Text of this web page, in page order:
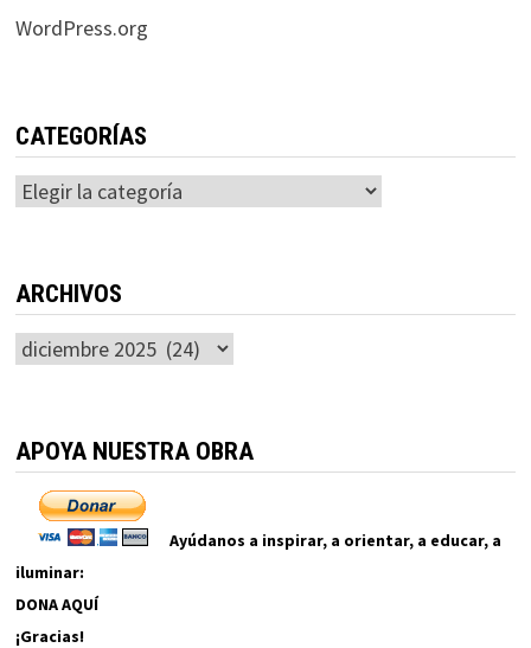
WordPress.org
CATEGORÍAS
Categorías
ARCHIVOS
Archivos
APOYA NUESTRA OBRA
Ayúdanos a inspirar, a orientar, a educar, a
iluminar:
DONA AQUÍ
¡Gracias!